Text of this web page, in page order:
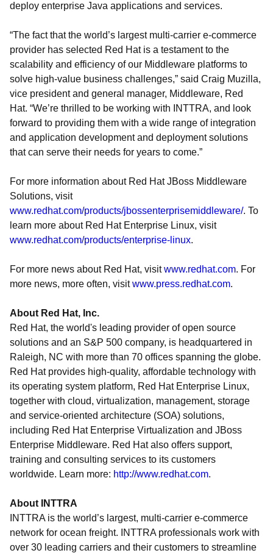
deploy enterprise Java applications and services.
“The fact that the world’s largest multi-carrier e-commerce
provider has selected Red Hat is a testament to the
scalability and efficiency of our Middleware platforms to
solve high-value business challenges,” said Craig Muzilla,
vice president and general manager, Middleware, Red
Hat. “We’re thrilled to be working with INTTRA, and look
forward to providing them with a wide range of integration
and application development and deployment solutions
that can serve their needs for years to come.”
For more information about Red Hat JBoss Middleware
Solutions, visit
www.redhat.com/products/jbossenterprisemiddleware/. To
learn more about Red Hat Enterprise Linux, visit
www.redhat.com/products/enterprise-linux.
For more news about Red Hat, visitwww.redhat.com. For
more news, more often, visitwww.press.redhat.com.
About Red Hat, Inc.
Red Hat, the world's leading provider of open source
solutions and an S&P 500 company, is headquartered in
Raleigh, NC with more than 70 offices spanning the globe.
Red Hat provides high-quality, affordable technology with
its operating system platform, Red Hat Enterprise Linux,
together with cloud, virtualization, management, storage
and service-oriented architecture (SOA) solutions,
including Red Hat Enterprise Virtualization and JBoss
Enterprise Middleware. Red Hat also offers support,
training and consulting services to its customers
worldwide. Learn more: http://www.redhat.com.
About INTTRA
INTTRA is the world’s largest, multi-carrier e-commerce
network for ocean freight. INTTRA professionals work with
over 30 leading carriers and their customers to streamline